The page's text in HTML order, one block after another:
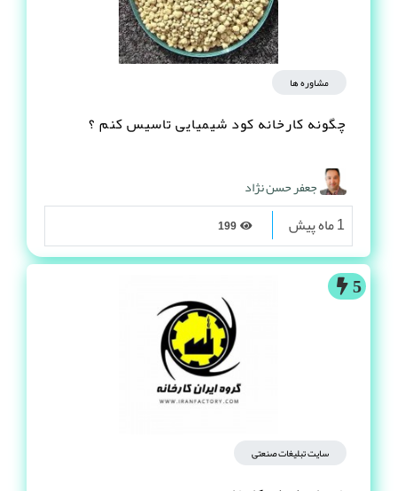
مشاوره ها
چگونه کارخانه کود شیمیایی تاسیس کنم ؟
جعفر حسن نژاد
1 ماه پیش
5
سایت تبلیغات صنعتی